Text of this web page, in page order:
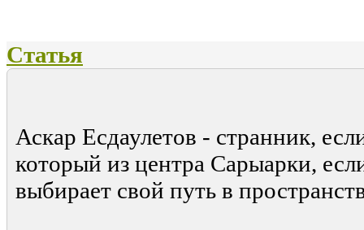
Статья
Аскар Есдаулетов - странник,
который из центра Сарыарки,
выбирает свой путь в